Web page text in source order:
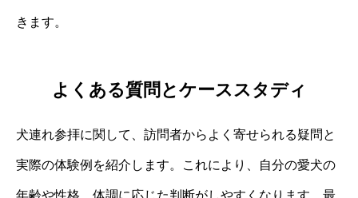
きます。
よくある質問とケーススタディ
犬連れ参拝に関して、訪問者からよく寄せられる疑問と
実際の体験例を紹介します。これにより、自分の愛犬の
年齢や性格、体調に応じた判断がしやすくなります。最